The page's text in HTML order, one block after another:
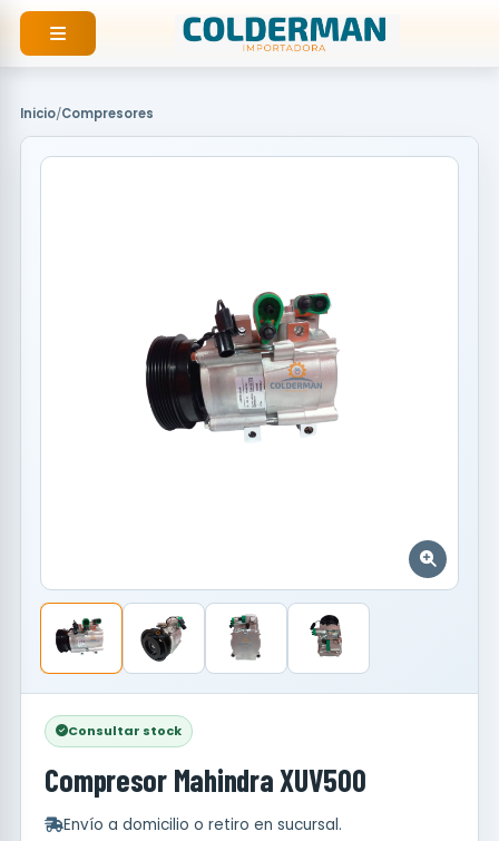
contenido
Inicio/Compresores
Consultar stock
Compresor Mahindra XUV500
Envío a domicilio o retiro en sucursal.